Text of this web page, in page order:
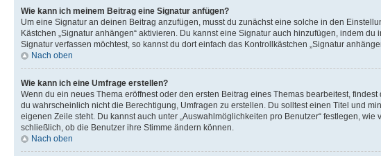
Wie kann ich meinem Beitrag eine Signatur anfügen?
Um eine Signatur an deinen Beitrag anzufügen, musst du zunächst eine solche in den
Kästchen „Signatur anhängen“ aktivieren. Du kannst eine Signatur auch hinzufügen, indem
Signatur verfassen möchtest, so kannst du dort einfach das Kontrollkästchen „Signatur
Nach oben
Wie kann ich eine Umfrage erstellen?
Wenn du ein neues Thema eröffnest oder den ersten Beitrag eines Themas bearbeitest,
du wahrscheinlich nicht die Berechtigung, Umfragen zu erstellen. Du solltest einen Titel und
eigenen Zeile steht. Du kannst auch unter „Auswahlmöglichkeiten pro Benutzer“ festlegen,
schließlich, ob die Benutzer ihre Stimme ändern können.
Nach oben